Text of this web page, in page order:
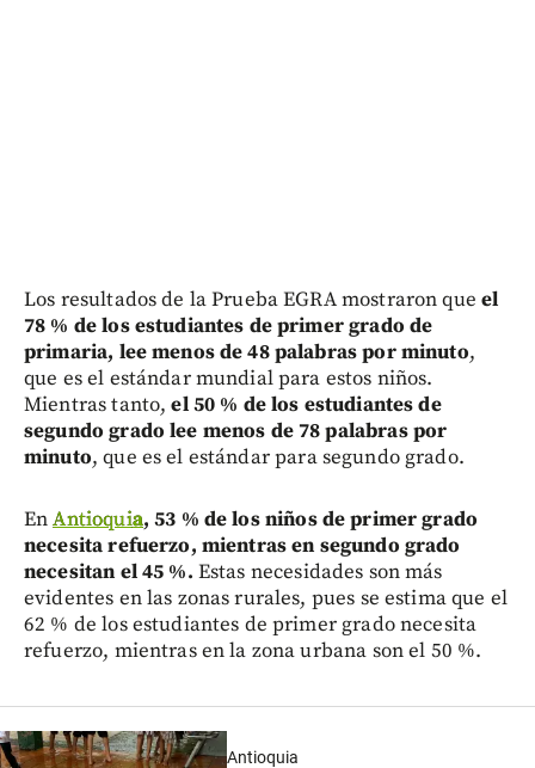
Los resultados de la Prueba EGRA mostraron queel
78 % de los estudiantes de primer grado de
primaria, lee menos de 48 palabras por minuto,
que es el estándar mundial para estos niños.
Mientras tanto, el 50 % de los estudiantes de
segundo grado lee menos de 78 palabras por
minuto, que es el estándar para segundo grado.
EnAntioquia, 53 % de los niños de primer grado
necesita refuerzo, mientras en segundo grado
necesitan el 45 %. Estas necesidades son más
evidentes en las zonas rurales, pues se estima que el
62 % de los estudiantes de primer grado necesita
refuerzo, mientras en la zona urbana son el 50 %.
Antioquia